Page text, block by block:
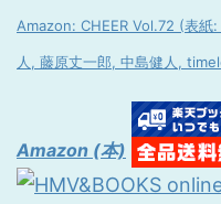
Amazon: CHEER Vol.72 (表
人, 藤原丈一郎, 中島健人,
Amazon (本)